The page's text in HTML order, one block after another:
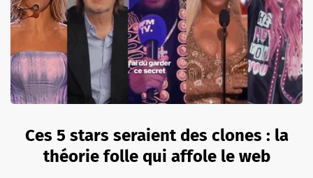
Ces 5 stars seraient des clones : la
théorie folle qui affole le web